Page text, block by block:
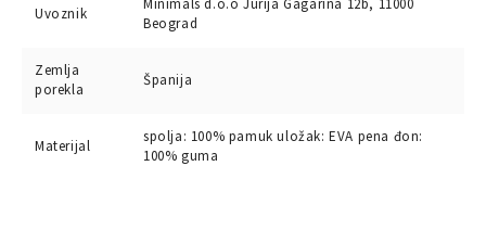
Uvoznik
Minimals d.o.o Jurija Gagarina 12b, 11000
Beograd
Zemlja
porekla
Španija
Materijal
spolja: 100% pamuk uložak: EVA pena đon:
100% guma